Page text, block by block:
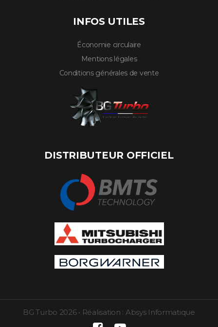
INFOS UTILES
Économie circulaire
Mentions légales
Conditions générales de vente
DISTRIBUTEUR OFFICIEL
BG Turbo 2026 • Réalisation : Absys Informatique